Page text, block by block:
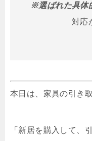
※選ばれた具体
対応
本日は、家具の引き
「新居を購入して、